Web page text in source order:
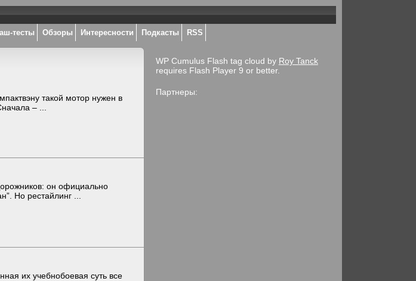
тесты Обзоры Интересности Подкасты RSS
такой мотор нужен в
– ...
он официально
Но рестайлинг ...
их учебнобоевая суть все
WP Cumulus Flash tag cloud by Roy Tanck
requires Flash Player 9 or better.
Партнеры: